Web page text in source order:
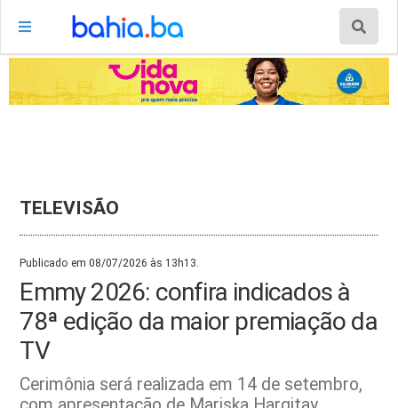
TELEVISÃO
Publicado em 08/07/2026 às 13h13.
Emmy 2026: confira indicados à
78ª edição da maior premiação da
TV
Cerimônia será realizada em 14 de setembro,